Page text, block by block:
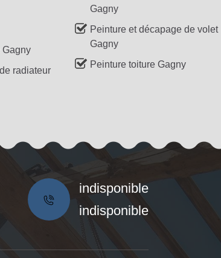
Gagny
radiateur
Gagny
Peinture et décapage de volet
Gagny
Peinture toiture Gagny
indisponible
indisponible